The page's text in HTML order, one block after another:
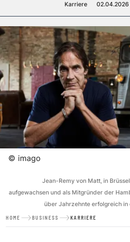
Karriere 02.04.2026
© imago
Jean-Remy von Matt, in
aufgewachsen und als Mitgründer der
über Jahrzehnte erfolgreich
HOME BUSINESS KARRIERE